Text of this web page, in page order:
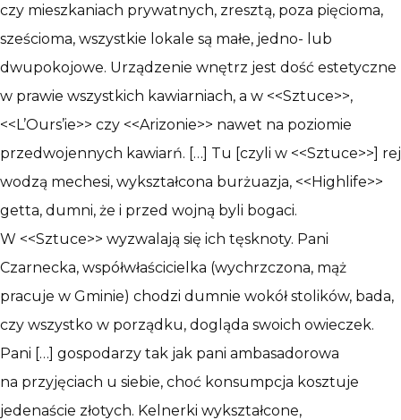
czy mieszkaniach prywatnych, zresztą, poza pięcioma,
sześcioma, wszystkie lokale są małe, jedno- lub
dwupokojowe. Urządzenie wnętrz jest dość estetyczne
w prawie wszystkich kawiarniach, a w <<Sztuce>>,
<<L’Ours’ie>> czy <<Arizonie>> nawet na poziomie
przedwojennych kawiarń. […] Tu [czyli w <<Sztuce>>] rej
wodzą mechesi, wykształcona burżuazja, <<Highlife>>
getta, dumni, że i przed wojną byli bogaci.
W <<Sztuce>> wyzwalają się ich tęsknoty. Pani
Czarnecka, współwłaścicielka (wychrzczona, mąż
pracuje w Gminie) chodzi dumnie wokół stolików, bada,
czy wszystko w porządku, dogląda swoich owieczek.
Pani […] gospodarzy tak jak pani ambasadorowa
na przyjęciach u siebie, choć konsumpcja kosztuje
jedenaście złotych. Kelnerki wykształcone,